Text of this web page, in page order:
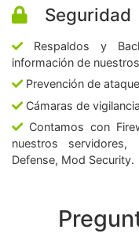
Seguridad
Respaldos y
información de
Prevención de
Cámaras de
Contamos con
nuestros
Defense, Mod Security.